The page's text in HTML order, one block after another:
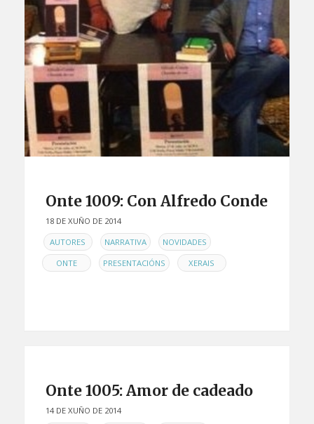
Onte 1009: Con Alfredo Conde
18 DE XUÑO DE 2014
ENAUTORES , NARRATIVA , NOVIDADES ,
ONTE , PRESENTACIÓNS , XERAIS
Onte 1005: Amor de cadeado
14 DE XUÑO DE 2014